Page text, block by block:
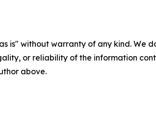
is" without warranty of any kind.
or reliability of the information
above.